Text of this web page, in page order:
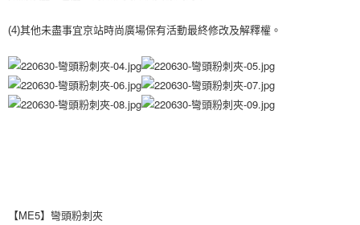
買賣價金債權讓與本公司後，依約使用本公司帳單繳交帳款。
2.基於同意付款使用「大哥付你分期」之契約關係目的，商店將以您的個人
由本公司與您本人進行分期帳單所需資料之確認、核對及更正。
3.完整用戶服務條款，請詳閱以下連結： https://oppay.tw/userRule
後付繳納相關費用。
是否繳費成功／繳費後需取消欲退款等相關疑問，請聯繫「AFTEE先享後付
客戶支援中心」https://netprotections.freshdesk.com/support/home
【注意事項】
任。
請自備購物袋，若需購買紙袋可現場詢問
免運費
(4)其他未盡事宜京站時尚廣場保有活動最終修改及解釋權。
【ME5】彎頭粉刺夾